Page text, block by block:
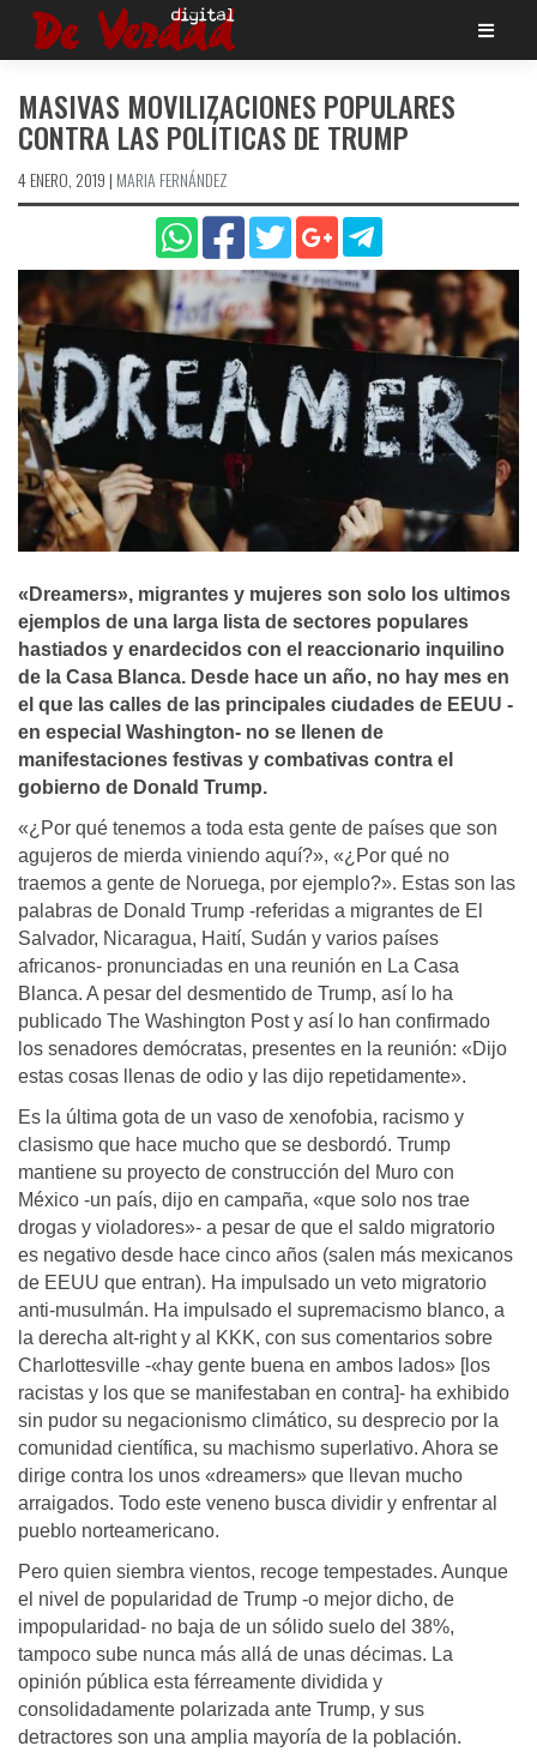
Saltar
MASIVAS MOVILIZACIONES POPULARES
CONTRA LAS POLÍTICAS DE TRUMP
4 ENERO, 2019 | MARIA FERNÁNDEZ
«Dreamers», migrantes y mujeres son solo los ultimos
ejemplos de una larga lista de sectores populares
hastiados y enardecidos con el reaccionario inquilino
de la Casa Blanca. Desde hace un año, no hay mes en
el que las calles de las principales ciudades de EEUU -
en especial Washington- no se llenen de
manifestaciones festivas y combativas contra el
gobierno de Donald Trump.
«¿Por qué tenemos a toda esta gente de países que son
agujeros de mierda viniendo aquí?», «¿Por qué no
traemos a gente de Noruega, por ejemplo?». Estas son las
palabras de Donald Trump -referidas a migrantes de El
Salvador, Nicaragua, Haití, Sudán y varios países
africanos- pronunciadas en una reunión en La Casa
Blanca. A pesar del desmentido de Trump, así lo ha
publicado The Washington Post y así lo han confirmado
los senadores demócratas, presentes en la reunión: «Dijo
estas cosas llenas de odio y las dijo repetidamente».
Es la última gota de un vaso de xenofobia, racismo y
clasismo que hace mucho que se desbordó. Trump
mantiene su proyecto de construcción del Muro con
México -un país, dijo en campaña, «que solo nos trae
drogas y violadores»- a pesar de que el saldo migratorio
es negativo desde hace cinco años (salen más mexicanos
de EEUU que entran). Ha impulsado un veto migratorio
anti-musulmán. Ha impulsado el supremacismo blanco, a
la derecha alt-right y al KKK, con sus comentarios sobre
Charlottesville -«hay gente buena en ambos lados» [los
racistas y los que se manifestaban en contra]- ha exhibido
sin pudor su negacionismo climático, su desprecio por la
comunidad científica, su machismo superlativo. Ahora se
dirige contra los unos «dreamers» que llevan mucho
arraigados. Todo este veneno busca dividir y enfrentar al
pueblo norteamericano.
Pero quien siembra vientos, recoge tempestades. Aunque
el nivel de popularidad de Trump -o mejor dicho, de
impopularidad- no baja de un sólido suelo del 38%,
tampoco sube nunca más allá de unas décimas. La
opinión pública esta férreamente dividida y
consolidadamente polarizada ante Trump, y sus
detractores son una amplia mayoría de la población.